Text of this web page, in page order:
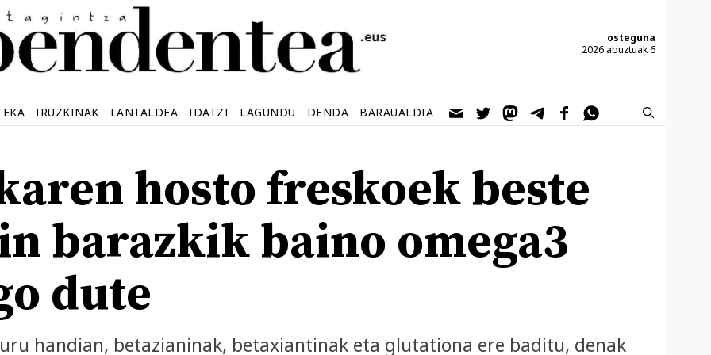
osteguna
2026 abuztuak 6
IRUZKINAK LANTALDEA IDATZI LAGUNDU DENDA BARAUALDIA
hosto freskoek beste
barazkik baino omega3
dute
handian, betazianinak, betaxiantinak eta glutationa ere baditu, denak